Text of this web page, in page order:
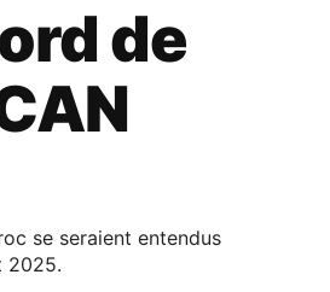
de
se seraient entendus
2025.